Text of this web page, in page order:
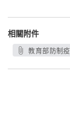
相關附件
教育部防制